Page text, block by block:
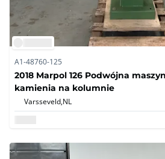
A1-48760-125
2018 Marpol 126 Podwójna
kamienia na kolumnie
Varsseveld,NL